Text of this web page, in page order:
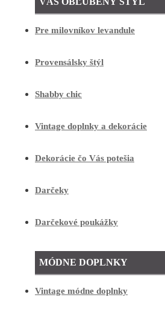
Pre milovníkov levandule
Provensálsky štýl
Shabby chic
Vintage doplnky a dekorácie
Dekorácie čo Vás potešia
Darčeky
Darčekové poukážky
MÓDNE DOPLNKY
Vintage módne doplnky